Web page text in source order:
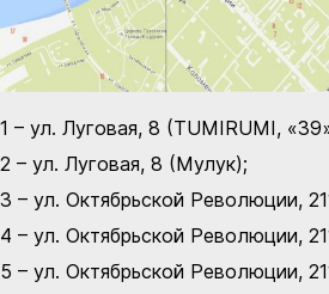
1 – ул. Луговая, 8 (TUMIRUMI,
2 – ул. Луговая, 8 (Мулук);
3 – ул. Октябрьской Революции,
4 – ул. Октябрьской Революции,
5 – ул. Октябрьской Революции,